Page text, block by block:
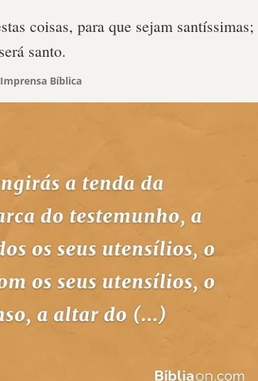
coisas, para que sejam santíssimas;
santo.
Bíblica